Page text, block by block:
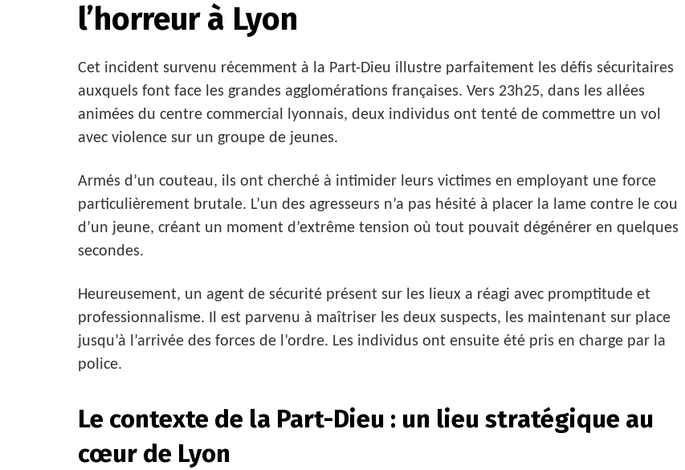
l’horreur à Lyon
Cet incident survenu récemment à la Part-Dieu illustre parfaitement les défis sécuritaires
auxquels font face les grandes agglomérations françaises. Vers 23h25, dans les allées
animées du centre commercial lyonnais, deux individus ont tenté de commettre un vol
avec violence sur un groupe de jeunes.
Armés d’un couteau, ils ont cherché à intimider leurs victimes en employant une force
particulièrement brutale. L’un des agresseurs n’a pas hésité à placer la lame contre le cou
d’un jeune, créant un moment d’extrême tension où tout pouvait dégénérer en quelques
secondes.
Heureusement, un agent de sécurité présent sur les lieux a réagi avec promptitude et
professionnalisme. Il est parvenu à maîtriser les deux suspects, les maintenant sur place
jusqu’à l’arrivée des forces de l’ordre. Les individus ont ensuite été pris en charge par la
police.
Le contexte de la Part-Dieu : un lieu stratégique au
cœur de Lyon